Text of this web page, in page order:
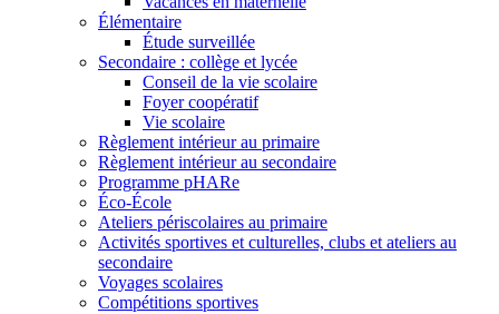
Élémentaire
Étude surveillée
Secondaire : collège et lycée
Conseil de la vie scolaire
Foyer coopératif
Vie scolaire
Règlement intérieur au primaire
Règlement intérieur au secondaire
Programme pHARe
Éco-École
Ateliers périscolaires au primaire
Activités sportives et culturelles, clubs et ateliers au
secondaire
Voyages scolaires
Compétitions sportives